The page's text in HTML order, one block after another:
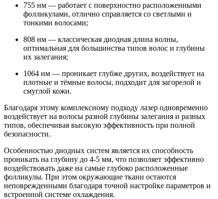
755 нм — работает с поверхностно расположенными
фолликулами, отлично справляется со светлыми и
тонкими волосами;
808 нм — классическая диодная длина волны,
оптимальная для большинства типов волос и глубины
их залегания;
1064 нм — проникает глубже других, воздействует на
плотные и тёмные волосы, подходит для загорелой и
смуглой кожи.
Благодаря этому комплексному подходу лазер одновременно
воздействует на волосы разной глубины залегания и разных
типов, обеспечивая высокую эффективность при полной
безопасности.
Особенностью диодных систем является их способность
проникать на глубину до 4-5 мм, что позволяет эффективно
воздействовать даже на самые глубоко расположенные
фолликулы. При этом окружающие ткани остаются
неповрежденными благодаря точной настройке параметров и
встроенной системе охлаждения.